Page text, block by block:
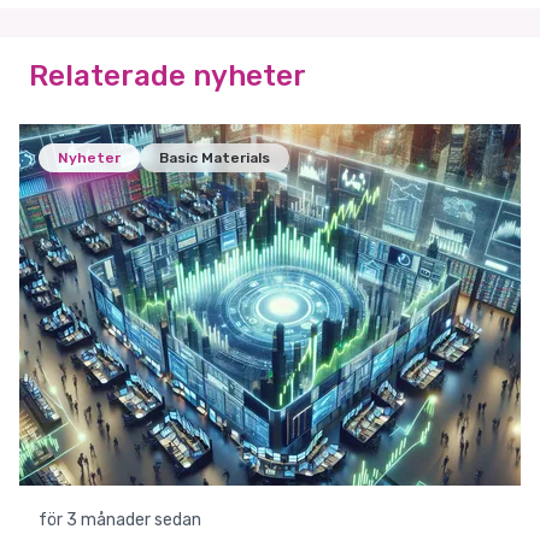
Relaterade nyheter
Nyheter Basic Materials
för 3 månader sedan